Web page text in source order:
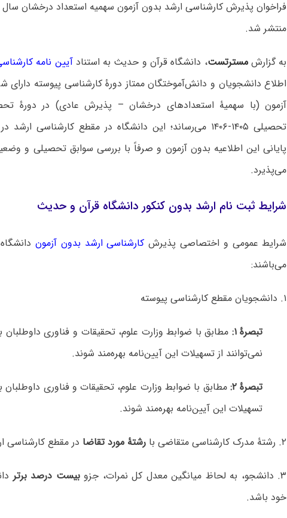
منتشر شد.
به گزارشمسترتست، دانشگاه قرآن و حدیث به استنادآیین نامه
اطلاع دانشجویان و دانش‌آموختگان ممتاز دورۀ کارشناسی پیوسته دارای
آزمون (با سهمیۀ استعدادهای درخشان – پذیرش عادی) در دورۀ
تحصیلی ۱۴۰۵-۱۴۰۶ می‌رساند؛ این دانشگاه در مقطع
پایانی این اطلاعیه بدون آزمون و صرفاً با بررسی سوابق تحصیلی و
می‌پذیرد.
شرایط ثبت نام ارشد بدون کنکور دانشگاه قرآن و حدیث
شرایط عمومی و اختصاصی پذیرش کارشناسی ارشد بدون آزمون
می‌باشند:
۱. دانشجویان مقطع کارشناسی پیوسته
تبصرۀ ۱: مطابق با ضوابط وزارت علوم، تحقیقات و فناوری داوطلبان
نمی‌توانند از تسهیلات این آیین‌نامه بهره‌مند شوند.
تبصرۀ ۲: مطابق با ضوابط وزارت علوم، تحقیقات و فناوری داوطلبان
تسهیلات این آیین‌نامه بهره‌مند شوند.
۲. رشتۀ مدرک کارشناسی متقاضی با رشتۀ مورد تقاضا در مقطع کارشناسی
۳. دانشجو، به لحاظ میانگین معدل کل نمرات، جزو بیست درصد برتر
خود باشد.